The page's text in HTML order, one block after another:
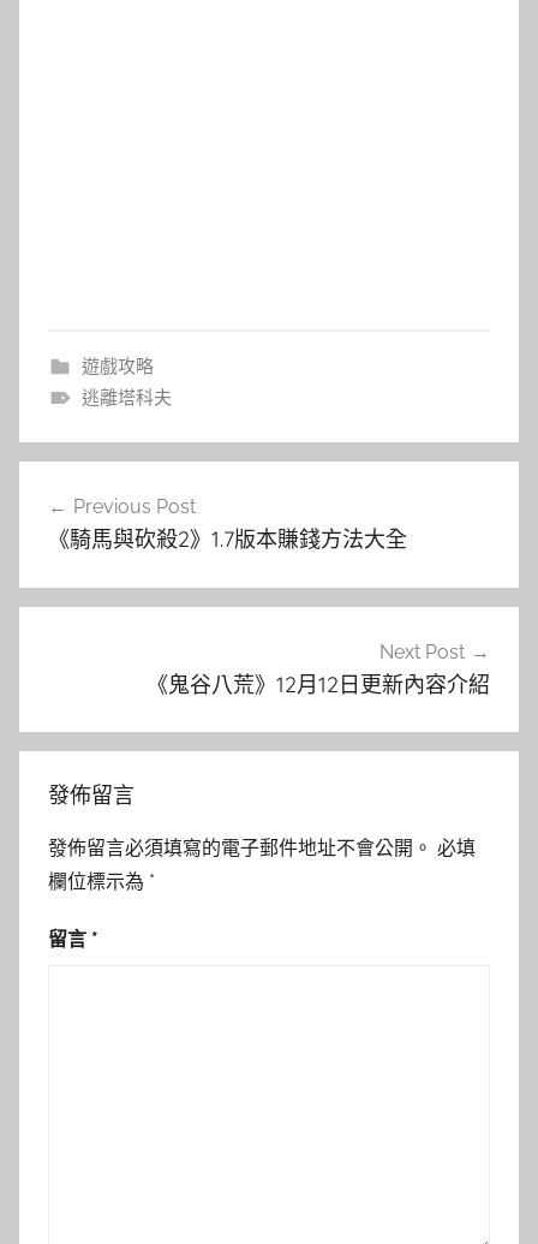
遊戲攻略
逃離塔科夫
覽
Previous Post
《騎馬與砍殺2》1.7版本賺錢方法大全
Next Post
《鬼谷八荒》12月12日更新內容介紹
發佈留言
發佈留言必須填寫的電子郵件地址不會公開。 必填
欄位標示為 *
留言 *